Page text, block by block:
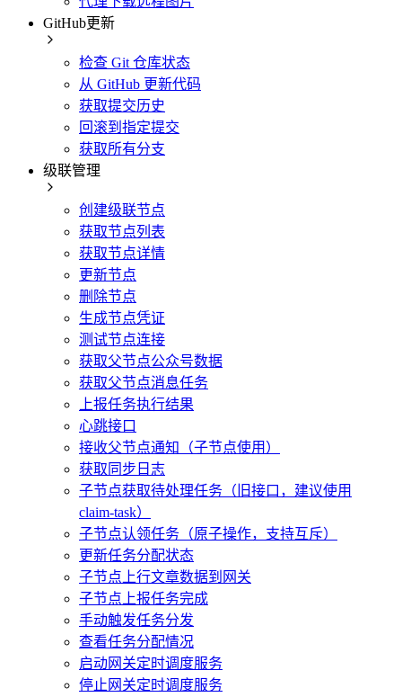
GitHub更新
检查 Git 仓库状态
从 GitHub 更新代码
获取提交历史
回滚到指定提交
获取所有分支
级联管理
创建级联节点
获取节点列表
获取节点详情
更新节点
删除节点
生成节点凭证
测试节点连接
获取父节点公众号数据
获取父节点消息任务
上报任务执行结果
心跳接口
接收父节点通知（子节点使用）
获取同步日志
子节点获取待处理任务（旧接口，建议使用
claim-task）
子节点认领任务（原子操作，支持互斥）
更新任务分配状态
子节点上行文章数据到网关
子节点上报任务完成
手动触发任务分发
查看任务分配情况
启动网关定时调度服务
停止网关定时调度服务